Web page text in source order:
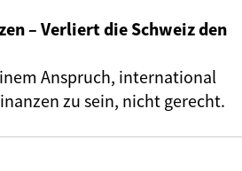
– Verliert die Schweiz den
Anspruch, international
zu sein, nicht gerecht.